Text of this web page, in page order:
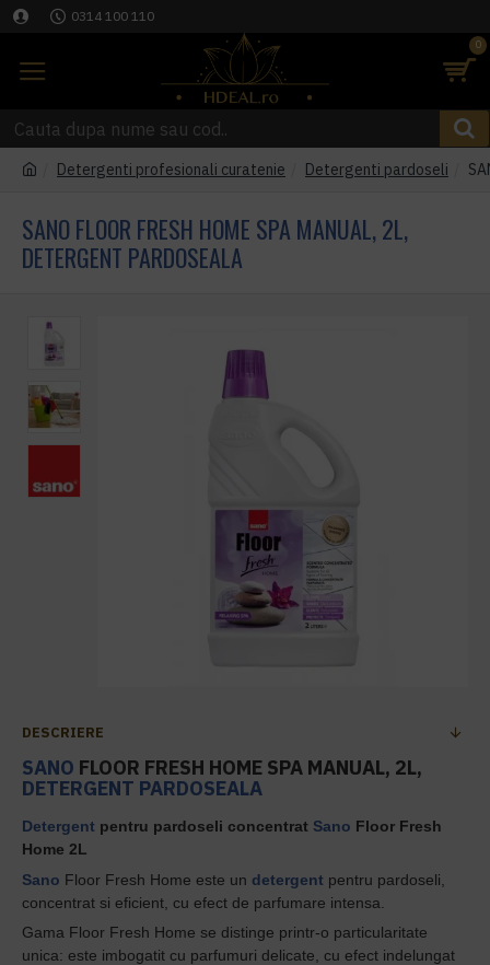
0314 100 110
0
Detergenti profesionali curatenie Detergenti pardoseli
SANO FLOOR FRESH HOME SPA MANUAL, 2L,
DETERGENT PARDOSEALA
DESCRIERE
SANO FLOOR FRESH HOME SPA MANUAL, 2L,
DETERGENT PARDOSEALA
Detergent pentru pardoseli concentrat Sano Floor Fresh
Home 2L
Sano Floor Fresh Home este un detergent pentru pardoseli,
concentrat si eficient, cu efect de parfumare intensa.
Gama Floor Fresh Home se distinge printr-o particularitate
unica: este imbogatit cu parfumuri delicate, cu efect indelungat